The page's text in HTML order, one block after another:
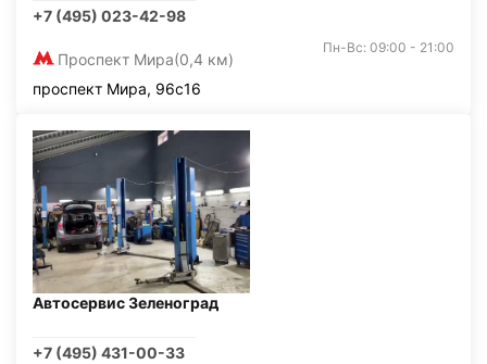
+7 (495) 023-42-98
Проспект Мира(0,4 км)
Пн-Вс: 09:00 - 21:00
проспект Мира, 96с16
Автосервис Зеленоград
+7 (495) 431-00-33